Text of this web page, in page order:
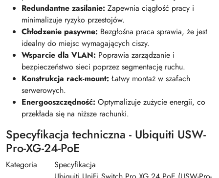
Redundantne zasilanie: Zapewnia ciągłość pracy i
minimalizuje ryzyko przestojów.
Chłodzenie pasywne: Bezgłośna praca sprawia, że jest
idealny do miejsc wymagających ciszy.
Wsparcie dla VLAN: Poprawia zarządzanie i
bezpieczeństwo sieci poprzez segmentację ruchu.
Konstrukcja rack-mount: Łatwy montaż w szafach
serwerowych.
Energooszczędność: Optymalizuje zużycie energii, co
przekłada się na niższe rachunki.
Specyfikacja techniczna - Ubiquiti USW-
Pro-XG-24-PoE
Kategoria
Specyfikacja